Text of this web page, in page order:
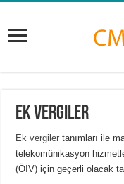
Ek Vergiler
Ek vergiler tanımları ile
telekomünikasyon
(ÖİV) için geçerli olacak